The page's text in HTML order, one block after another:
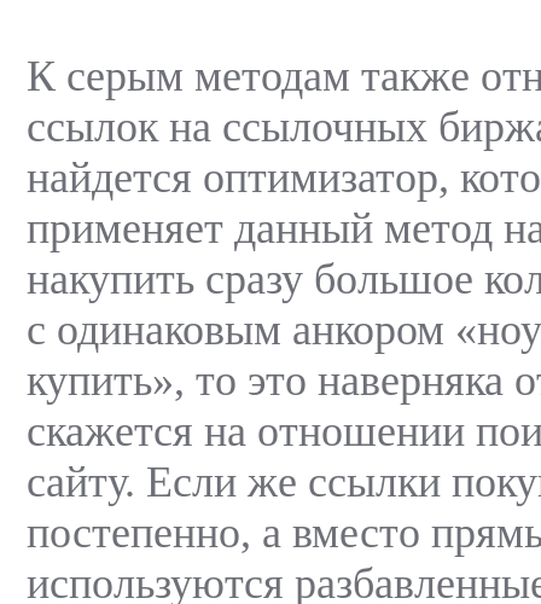
К серым методам также
ссылок на ссылочных
найдется оптимизатор,
применяет данный метод
накупить сразу большое
с одинаковым анкором
купить», то это наверняка
скажется на отношении
сайту. Если же ссылки
постепенно, а вместо
используются